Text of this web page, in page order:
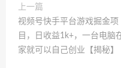
上一篇
视频号快手平台游戏掘金项
目，日收益1k+，一台电脑
家就可以自己创业【揭秘】